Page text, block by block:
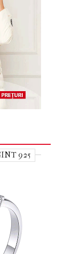
925